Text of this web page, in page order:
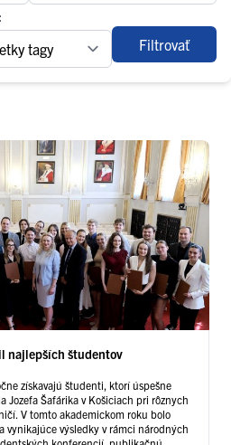
Filtrovať
najlepších študentov
získavajú študenti, ktorí úspešne
Jozefa Šafárika v Košiciach pri rôznych
V tomto akademickom roku bolo
vynikajúce výsledky v rámci národných